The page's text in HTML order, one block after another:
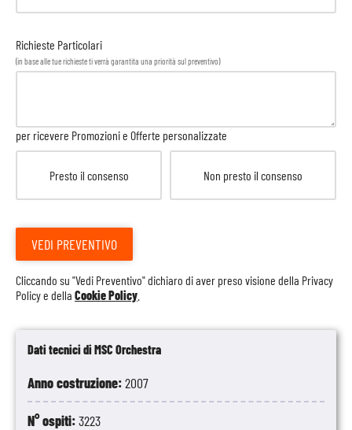
Dati tecnici di MSC Orchestra
Anno costruzione:2007
N° ospiti:3223
Richieste Particolari
(in base alle tue richieste ti verrà garantita una priorità sul preventivo)
per ricevere Promozioni e Offerte personalizzate
Presto il consenso Non presto il consenso
VEDI PREVENTIVO
Cliccando su "Vedi Preventivo" dichiaro di aver preso visione della Privacy
Policye della Cookie Policy